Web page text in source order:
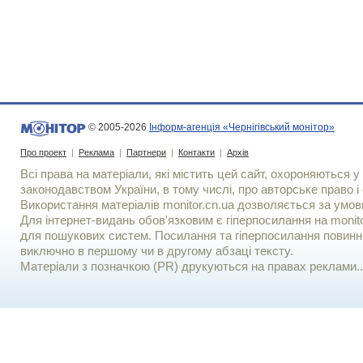
© 2005-2026 Інформ-агенція «Чернігівський монітор»
Про проект | Реклама | Партнери | Контакти | Архів
Всі права на матеріали, які містить цей сайт, охороняються у
законодавством України, в тому числі, про авторське право і
Використання матерiалiв monitor.cn.ua дозволяється за
Для iнтернет-видань обов'язковим є гiперпосилання на
для пошукових систем. Посилання та гіперпосилання
виключно в першому чи в другому абзаці тексту.
Матеріали з позначкою (PR) друкуються на правах реклами..